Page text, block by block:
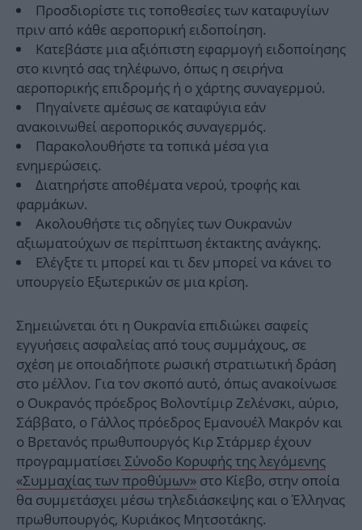
Προσδιορίστε τις τοποθεσίες των καταφυγίων
πριν από κάθε αεροπορική ειδοποίηση.
Κατεβάστε μια αξιόπιστη εφαρμογή ειδοποίησης
στο κινητό σας τηλέφωνο, όπως η σειρήνα
αεροπορικής επιδρομής ή ο χάρτης συναγερμού.
Πηγαίνετε αμέσως σε καταφύγια εάν
ανακοινωθεί αεροπορικός συναγερμός.
Παρακολουθήστε τα τοπικά μέσα για
ενημερώσεις.
Διατηρήστε αποθέματα νερού, τροφής και
φαρμάκων.
Ακολουθήστε τις οδηγίες των Ουκρανών
αξιωματούχων σε περίπτωση έκτακτης ανάγκης.
Ελέγξτε τι μπορεί και τι δεν μπορεί να κάνει το
υπουργείο Εξωτερικών σε μια κρίση.
Σημειώνεται ότι η Ουκρανία επιδιώκει σαφείς
εγγυήσεις ασφαλείας από τους συμμάχους, σε
σχέση με οποιαδήποτε ρωσική στρατιωτική δράση
στο μέλλον. Για τον σκοπό αυτό, όπως ανακοίνωσε
ο Ουκρανός πρόεδρος Βολοντίμιρ Ζελένσκι, αύριο,
Σάββατο, ο Γάλλος πρόεδρος Εμανουέλ Μακρόν και
ο Βρετανός πρωθυπουργός Κιρ Στάρμερ έχουν
προγραμματίσειΣύνοδο Κορυφής της λεγόμενης
«Συμμαχίας των προθύμων» στο Κίεβο, στην οποία
θα συμμετάσχει μέσω τηλεδιάσκεψης και ο Έλληνας
πρωθυπουργός, Κυριάκος Μητσοτάκης.